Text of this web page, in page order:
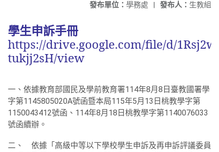
發布人： 生教組
發布單位： 學務處 |
學生申訴手冊
https://drive.google.com/file/d/
tukjj2sH/view
一、依據教育部國民及學前教育署114年8月8日臺教國署學
字第1145805020A號函暨本局115年5月13日桃教學字第
1150043412號函、114年8月18日桃教學字第1140076033
號函續辦。
二、 依據「高級中等以下學校學生申訴及再申訴評議委員